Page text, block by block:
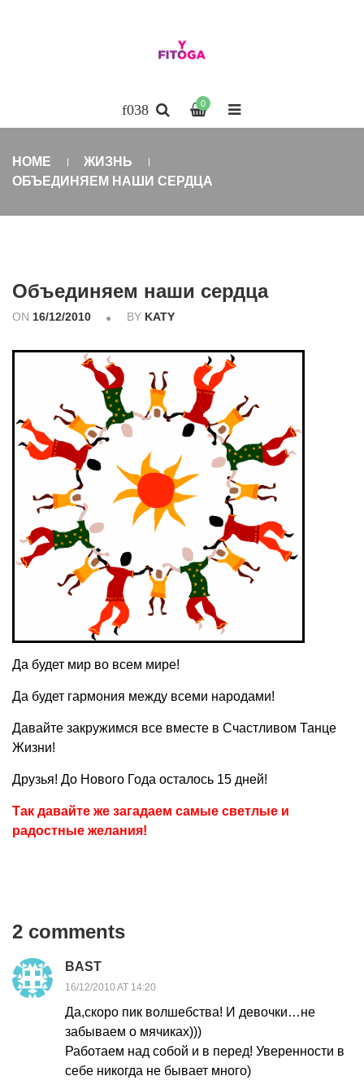
0
HOME
ЖИЗНЬ
ОБЪЕДИНЯЕМ НАШИ СЕРДЦА
Объединяем наши сердца
ON 16/12/2010 BY KATY
Да будет мир во всем мире!
Да будет гармония между всеми народами!
Давайте закружимся все вместе в Счастливом Танце
Жизни!
Друзья! До Нового Года осталось 15 дней!
Так давайте же загадаем самые светлые и
радостные желания!
2 comments
BAST
16/12/2010 AT 14:20
Да,скоро пик волшебства! И девочки…не
забываем о мячиках)))
Работаем над собой и в перед! Уверенности в
себе никогда не бывает много)